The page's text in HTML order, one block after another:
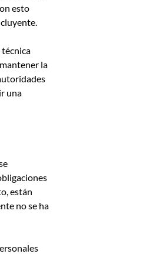
esto
técnica
la
una
están
no se ha